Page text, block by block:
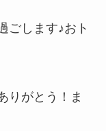
ごします♪おト
りがとう！ま